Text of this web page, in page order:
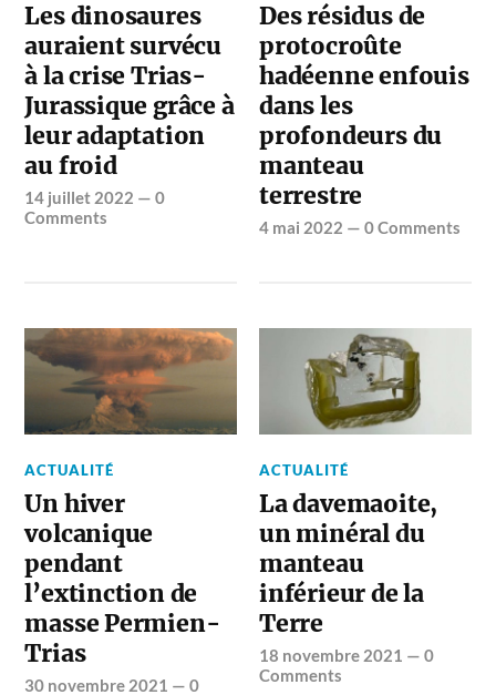
Les dinosaures
auraient survécu
à la crise Trias-
Jurassique grâce à
leur adaptation
au froid
14 juillet 2022 —0
Comments
Des résidus de
protocroûte
hadéenne enfouis
dans les
profondeurs du
manteau
terrestre
4 mai 2022 —0 Comments
ACTUALITÉ
Un hiver
volcanique
pendant
l’extinction de
masse Permien-
Trias
30 novembre 2021 —0
ACTUALITÉ
La davemaoite,
un minéral du
manteau
inférieur de la
Terre
18 novembre 2021 —0
Comments